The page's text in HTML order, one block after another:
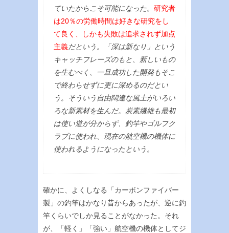
ていたからこそ可能になった。 研究者
は20％の労働時間は好きな研究をし
て良く、しかも失敗は追求されず加点
主義だという。「深は新なり」という
キャッチフレーズのもと、新しいもの
を生むべく、一旦成功した開発もそこ
で終わらせずに更に深めるのだとい
う。そういう自由闊達な風土がいろい
ろな新素材を生んだ。炭素繊維も最初
は使い道が分からず、釣竿やゴルフク
ラブに使われ、現在の航空機の機体に
使われるようになったという。
確かに、よくしなる「カーボンファイバー
製」の釣竿はかなり昔からあったが、逆に釣
竿くらいでしか見ることがなかった。それ
が、「軽く」「強い」航空機の機体としてジ